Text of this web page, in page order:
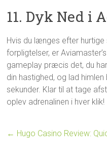
11. Dyk Ned i
Hvis du længes efter
forpligtelser, er
gameplay præcis det, du
din hastighed, og lad
sekunder. Klar til at tage
oplev adrenalinen i hver klik!
← Hugo Casino Review: